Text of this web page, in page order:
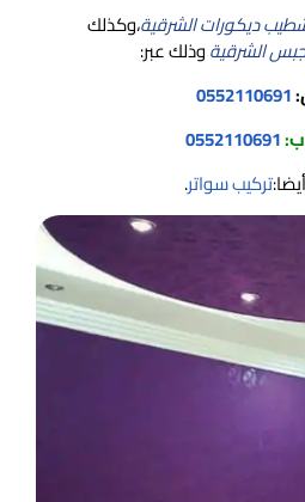
ديكورات الشرقية،وكذلك
الشرقيةوذلك عبر:
0552110691
0552110691
تركيب سواتر.